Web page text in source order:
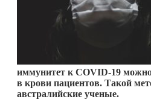
иммунитет к COVID-19
в крови пациентов. Такой
австралийские ученые.